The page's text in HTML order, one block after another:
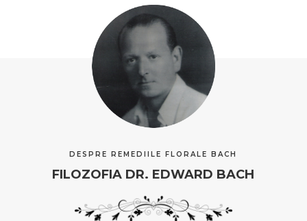
DESPRE REMEDIILE FLORALE BACH
FILOZOFIA DR. EDWARD BACH